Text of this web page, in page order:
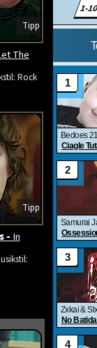
Tipp
The
Rock
Tipp
- In